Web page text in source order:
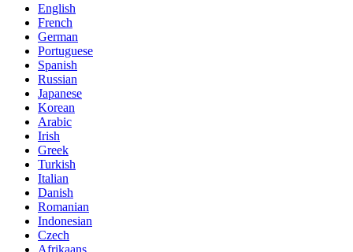
English
French
German
Portuguese
Spanish
Russian
Japanese
Korean
Arabic
Irish
Greek
Turkish
Italian
Danish
Romanian
Indonesian
Czech
Afrikaans